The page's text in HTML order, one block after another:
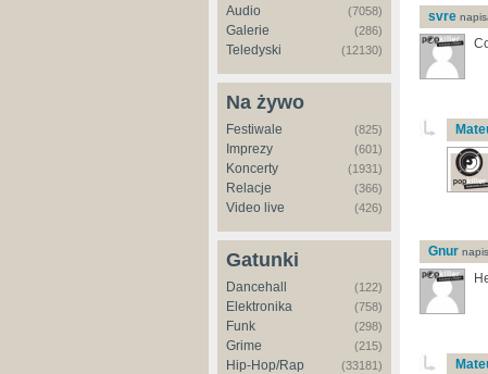
Audio (7058)
Galerie (286)
Teledyski (12130)
Na żywo
Festiwale (825)
Imprezy (601)
Koncerty (1931)
Relacje (366)
Video live (426)
Gatunki
Dancehall (122)
Elektronika (758)
Funk (298)
Grime (215)
Hip-Hop/Rap (33181)
svre
Gnur